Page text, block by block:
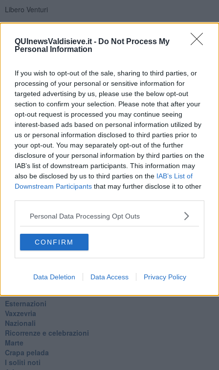
QUInewsValdisieve.it - Do Not Process My
Personal Information
If you wish to opt-out of the sale, sharing to third parties, or
processing of your personal or sensitive information for
targeted advertising by us, please use the below opt-out
section to confirm your selection. Please note that after your
opt-out request is processed you may continue seeing
interest-based ads based on personal information utilized by
us or personal information disclosed to third parties prior to
your opt-out. You may separately opt-out of the further
disclosure of your personal information by third parties on the
IAB’s list of downstream participants. This information may
also be disclosed by us to third parties on the IAB’s List of
Downstream Participants that may further disclose it to other
Personal Data Processing Opt Outs
CONFIRM
Data Deletion Data Access Privacy Policy
Libero Venturi
Se vuoi leggere le notizie principali della Toscana iscriviti alla
Newsletter QUInews - ToscanaMedia.Arriva gratis tutti i giorni
alle 20:00 direttamente nella tua casella di posta.
Basta cliccareQUI
Ti potrebbe interessare anche:
Articoli dal Blog “Pensieri della domenica” di Libero Venturi
​Agorà reloaded
Ultimo
​L’urlo e gli inglesi
Carrà
Il Presidente
​Il Giro
Insopportabile
​Mentre
​Ci vuole Fedez
​Cronaca di un vaccino annunciato
​Liberazione
Esternazioni
Vaxzevria
Nazionali
​Ricorrenze e celebrazioni
Marte
​Crapa pelada
​I soliti noti